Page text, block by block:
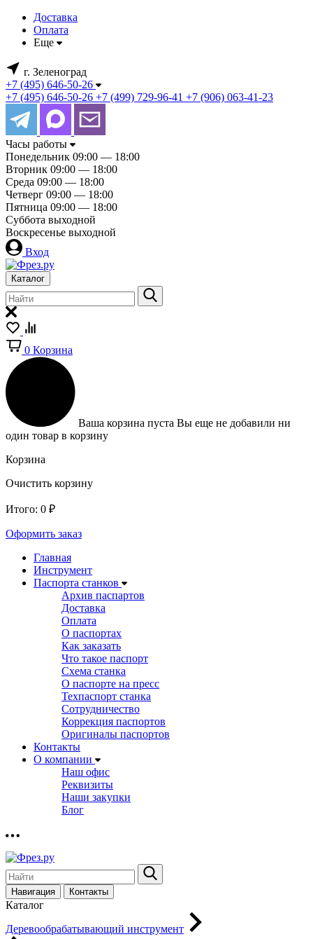
Доставка
Оплата
Еще
г. Зеленоград
+7 (495) 646-50-26
+7 (495) 646-50-26 +7 (499) 729-96-41 +7 (906) 063-41-23
Часы работы
Понедельник 09:00 — 18:00
Вторник 09:00 — 18:00
Среда 09:00 — 18:00
Четверг 09:00 — 18:00
Пятница 09:00 — 18:00
Суббота выходной
Воскресенье выходной
Вход
Каталог
0 Корзина
Ваша корзина пуста Вы еще не добавили ни
один товар в корзину
Корзина
Очистить корзину
Итого: 0 ₽
Оформить заказ
Главная
Инструмент
Паспорта станков
Архив паспартов
Доставка
Оплата
О паспортах
Как заказать
Что такое паспорт
Схема станка
О паспорте на пресс
Техпаспорт станка
Сотрудничество
Коррекция паспортов
Оригиналы паспортов
Контакты
О компании
Наш офис
Реквизиты
Наши закупки
Блог
Навигация Контакты
Каталог
Деревообрабатывающий инструмент